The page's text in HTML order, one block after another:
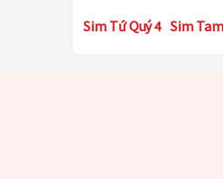
Sim Tứ Quý 4 Sim